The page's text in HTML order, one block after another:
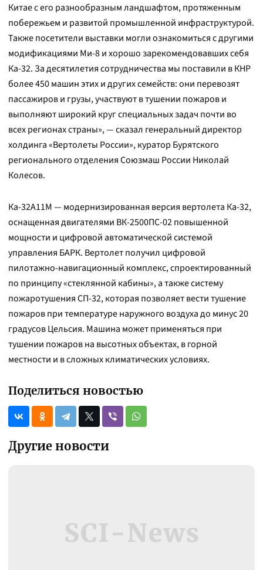
Китае с его разнообразным ландшафтом, протяженным
побережьем и развитой промышленной инфраструктурой.
Также посетители выставки могли ознакомиться с другими
модификациями Ми-8 и хорошо зарекомендовавших себя
Ка-32. За десятилетия сотрудничества мы поставили в КНР
более 450 машин этих и других семейств: они перевозят
пассажиров и грузы, участвуют в тушении пожаров и
выполняют широкий круг специальных задач почти во
всех регионах страны», — сказал генеральный директор
холдинга «Вертолеты России», куратор Бурятского
регионального отделения Союзмаш России Николай
Колесов.
Ка-32А11М — модернизированная версия вертолета Ка-32,
оснащенная двигателями ВК-2500ПС-02 повышенной
мощности и цифровой автоматической системой
управления БАРК. Вертолет получил цифровой
пилотажно-навигационный комплекс, спроектированный
по принципу «стеклянной кабины», а также систему
пожаротушения СП-32, которая позволяет вести тушение
пожаров при температуре наружного воздуха до минус 20
градусов Цельсия. Машина может применяться при
тушении пожаров на высотных объектах, в горной
местности и в сложных климатических условиях.
Поделиться новостью
Другие новости